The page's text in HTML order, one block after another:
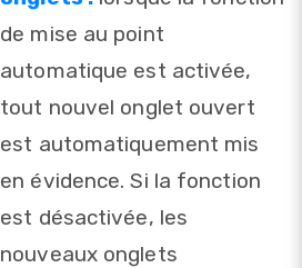
de mise au point
automatique est activée,
tout nouvel onglet ouvert
est automatiquement mis
en évidence. Si la fonction
est désactivée, les
nouveaux onglets